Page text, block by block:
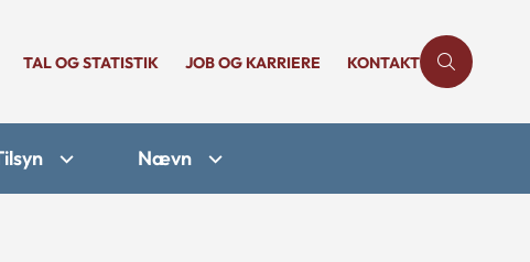
TAL OG STATISTIK JOB OG KARRIERE KONTAKT
Nævn